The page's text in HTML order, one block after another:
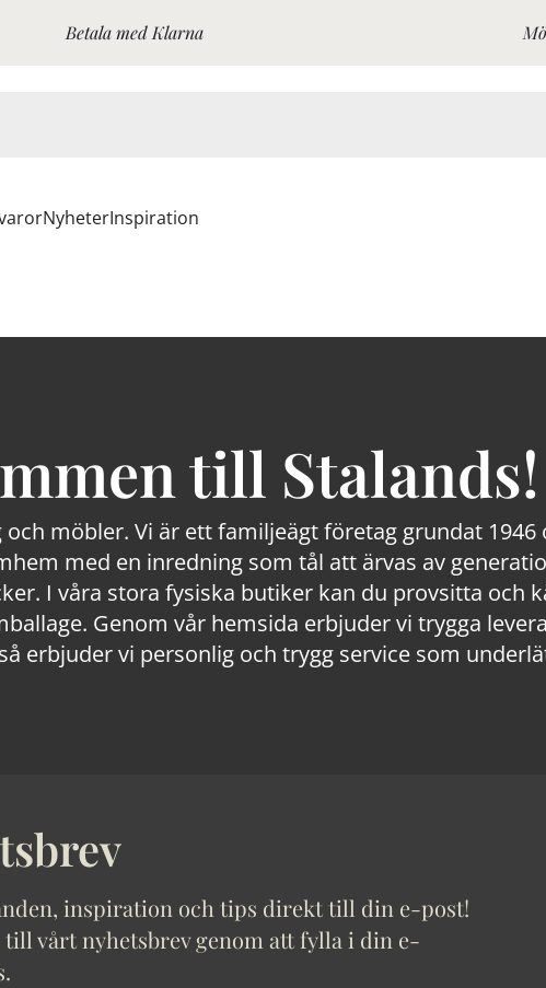
Betala med Klarna
NyheterInspiration
till Stalands!
möbler. Vi är ett familjeägt företag grundat 1946
med en inredning som tål att ärvas av
I våra stora fysiska butiker kan du provsitta och
Genom vår hemsida erbjuder vi trygga
erbjuder vi personlig och trygg service som
inspiration och tips direkt till din e-post!
vårt nyhetsbrev genom att fylla i din e-